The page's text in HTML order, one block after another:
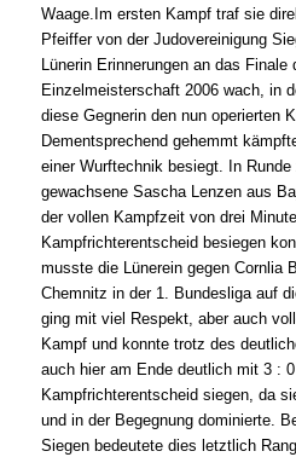
Waage.Im ersten Kampf traf sie
Pfeiffer von der Judovereinigung
Lünerin Erinnerungen an das Finale
Einzelmeisterschaft 2006 wach, in
diese Gegnerin den nun operierten
Dementsprechend gehemmt
einer Wurftechnik besiegt. In
gewachsene Sascha Lenzen aus
der vollen Kampfzeit von drei
Kampfrichterentscheid besiegen
musste die Lünerein gegen Cornlia
Chemnitz in der 1. Bundesliga auf
ging mit viel Respekt, aber auch
Kampf und konnte trotz des
auch hier am Ende deutlich mit 3 :
Kampfrichterentscheid siegen, da
und in der Begegnung dominierte.
Siegen bedeutete dies letztlich